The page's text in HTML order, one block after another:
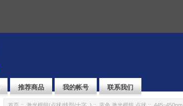
推荐商品 我的帐号 联系我们